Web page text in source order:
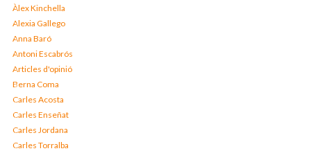
Àlex Kinchella
Alexia Gallego
Anna Baró
Antoni Escabrós
Articles d'opinió
Berna Coma
Carles Acosta
Carles Enseñat
Carles Jordana
Carles Torralba